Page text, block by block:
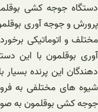
دستگاه جوجه کشی
پرورش و جوجه آوری
مختلف و اتوماتیکی
آوری بوقلمون با این
دهندگان این پرنده
شیوه های مختلفی به
جوجه کشی بوقلمون به